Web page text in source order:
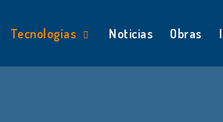
Tecnologías Noticias Obras